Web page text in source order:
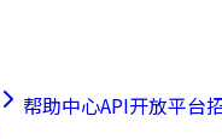
帮助中心API开放平台